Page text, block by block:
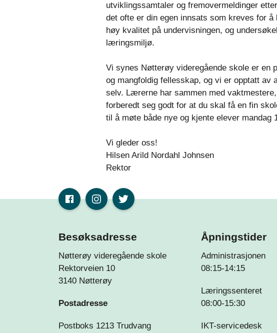
utviklingssamtaler og fremovermeldinger
det ofte er din egen innsats som kreves for
høy kvalitet på undervisningen, og
læringsmiljø.
Vi synes Nøtterøy videregående skole er en
og mangfoldig fellesskap, og vi er opptatt
selv. Lærerne har sammen med
forberedt seg godt for at du skal få en fin
til å møte både nye og kjente elever mandag
Vi gleder oss!
Hilsen Arild Nordahl Johnsen
Rektor
Besøksadresse
Nøtterøy videregående skole
Rektorveien 10
3140 Nøtterøy
Postadresse
Postboks 1213 Trudvang
Åpningstider
Administrasjonen
08:15-14:15
Læringssenteret
08:00-15:30
IKT-servicedesk